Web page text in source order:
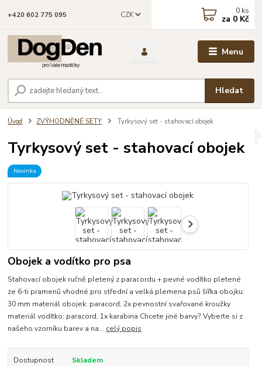
Menu
CZK
Hledat
+420 602 775 095 0 ks
za 0 Kč
Úvod ZVÝHODNĚNÉ SETY Tyrkysový set - stahovací obojek
Tyrkysový set - stahovací obojek
Novinka
Obojek a vodítko pro psa
Stahovací obojek ručně pletený z paracordu + pevné vodítko pletené
ze 6-ti pramenů vhodné pro střední a velká plemena psů šířka obojku:
30 mm materiál obojek: paracord, 2x pevnostní svařované kroužky
materiál vodítko: paracord, 1x karabina Chcete jiné barvy? Vyberte si z
našeho vzorníku barev a na... celý popis
Dostupnost
Skladem